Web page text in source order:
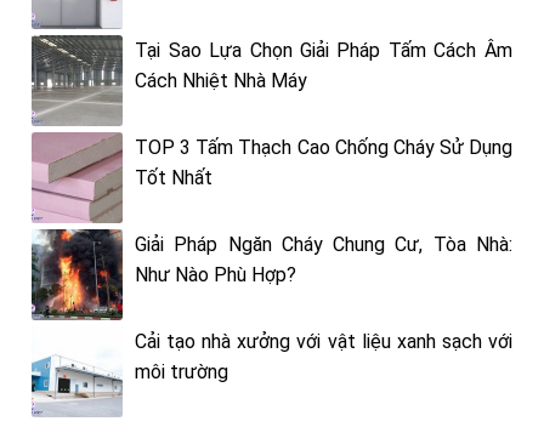
Tại Sao Lựa Chọn Giải Pháp Tấm Cách Âm
Cách Nhiệt Nhà Máy
TOP 3 Tấm Thạch Cao Chống Cháy Sử Dụng
Tốt Nhất
Giải Pháp Ngăn Cháy Chung Cư, Tòa Nhà:
Như Nào Phù Hợp?
Cải tạo nhà xưởng với vật liệu xanh sạch với
môi trường